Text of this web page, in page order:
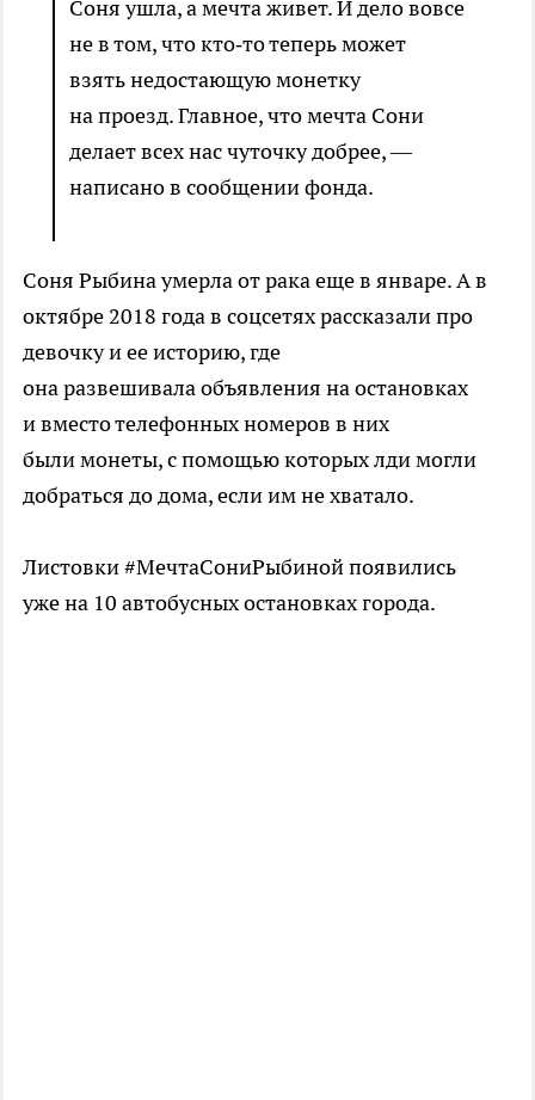
Соня ушла, а мечта живет. И дело вовсе
не в том, что кто‑то теперь может
взять недостающую монетку
на проезд. Главное, что мечта Сони
делает всех нас чуточку добрее, ―
написано в сообщении фонда.
Соня Рыбина умерла от рака еще в январе. А в
октябре 2018 года в соцсетях рассказали про
девочку и ее историю, где
она развешивала объявления на остановках
и вместо телефонных номеров в них
были монеты, с помощью которых лди могли
добраться до дома, если им не хватало.
Листовки #МечтаСониРыбиной появились
уже на 10 автобусных остановках города.